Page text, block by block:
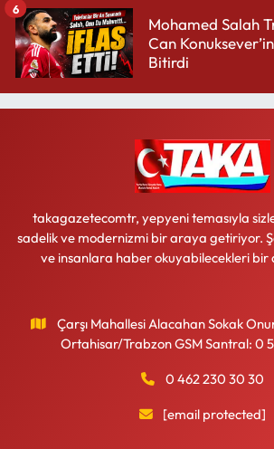
Mohamed Salah
Can
Bitirdi
6
takagazetecomtr, yepyeni temasıyla
sadelik ve modernizmi bir araya getiriyor.
ve insanlara haber okuyabilecekleri bir
Çarşı Mahallesi Alacahan Sokak
Ortahisar/Trabzon GSM Santral: 0
0 462 230 30 30
[email protected]